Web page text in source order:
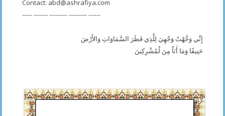
Contact: abd@ashrafiya.com
----- ------- --------- --------- ------
إِنِّي وَجَّهْتُ وَجْهِيَ لِلَّذِي فَطَرَ السَّمَاوَاتِ وَالأَرْضَ
حَنِيفًا وَمَا أَنَاْ مِنَ لْمُشْرِكِينَ